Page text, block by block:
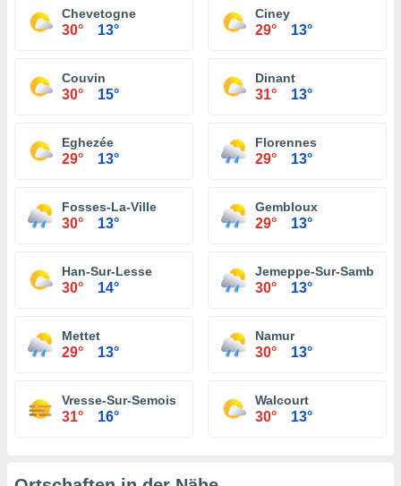
Chevetogne
30° 13°
Ciney
29° 13°
Couvin
30° 15°
Dinant
31° 13°
Eghezée
29° 13°
Florennes
29° 13°
Fosses-La-Ville
30° 13°
Gembloux
29° 13°
Han-Sur-Lesse
30° 14°
Jemeppe-Sur-Sambre
30° 13°
Mettet
29° 13°
Namur
30° 13°
Vresse-Sur-Semois
31° 16°
Walcourt
30° 13°